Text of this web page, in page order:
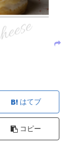
はてブ
コピー